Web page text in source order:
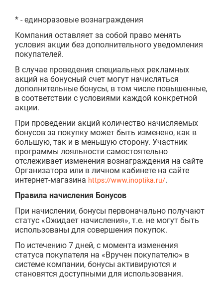
* - единоразовые вознаграждения
Компания оставляет за собой право менять
условия акции без дополнительного уведомления
покупателей.
В случае проведения специальных рекламных
акций на бонусный счет могут начисляться
дополнительные бонусы, в том числе повышенные,
в соответствии с условиями каждой конкретной
акции.
При проведении акций количество начисляемых
бонусов за покупку может быть изменено, как в
большую, так и в меньшую сторону. Участник
программы лояльности самостоятельно
отслеживает изменения вознаграждения на сайте
Организатора или в личном кабинете на сайте
интернет-магазина https://www.inoptika.ru/.
Правила начисления Бонусов
При начислении, бонусы первоначально получают
статус «Ожидает начисления», т.е. не могут быть
использованы для совершения покупок.
По истечению 7 дней, с момента изменения
статуса покупателя на «Вручен покупателю» в
системе компании, бонусы активируются и
становятся доступными для использования.